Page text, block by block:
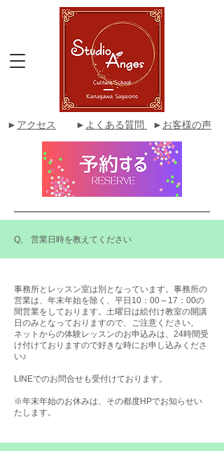
► アクセス ► よくある質問 ► お客様の声
Q, 営業日時を教えてください
事務所とレッスン室は別となっています。事務所の
営業は、年末年始を除く、平日10：00～17：00の
間営業をしております。土曜日は絵付け教室の開講
日のみとなっておりますので、ご注意ください。
ネットからの体験レッスンのお申込みは、24時間受
け付けておりますので好きな時にお申し込みくださ
い♪
LINEでのお問合せも受付けております。
※年末年始のお休みは、その都度HPでお知らせい
たします。